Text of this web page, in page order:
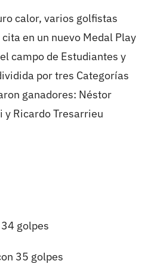
calor, varios golfistas
en un nuevo Medal Play
campo de Estudiantes y
por tres Categorías
ganadores: Néstor
y Ricardo Tresarrieu
golpes
35 golpes